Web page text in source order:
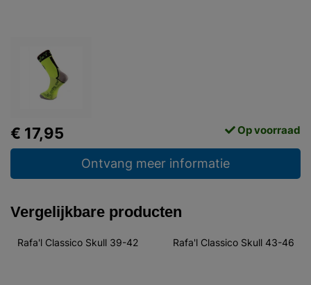
€ 17,95 Op voorraad
Ontvang meer informatie
Vergelijkbare producten
Rafa'l Classico Skull 39-42 Rafa'l Classico Skull 43-46